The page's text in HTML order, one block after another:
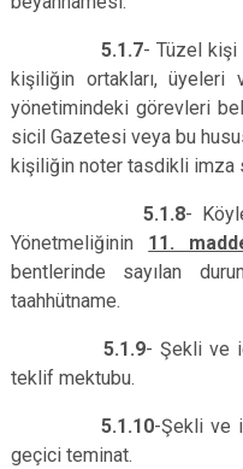
5.1.7- Tüzel kişi
kişiliğin ortakları, üyeleri
yönetimindeki görevleri
sicil Gazetesi veya bu
kişiliğin noter tasdikli imza
5.1.8-
Yönetmeliğinin 11.
bentlerinde sayılan
taahhütname.
5.1.9- Şekli ve
teklif mektubu.
5.1.10-Şekli ve
geçici teminat.